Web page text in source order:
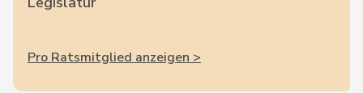
Pro Ratsmitglied anzeigen >